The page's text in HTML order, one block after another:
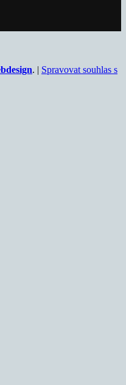
. | Spravovat souhlas s